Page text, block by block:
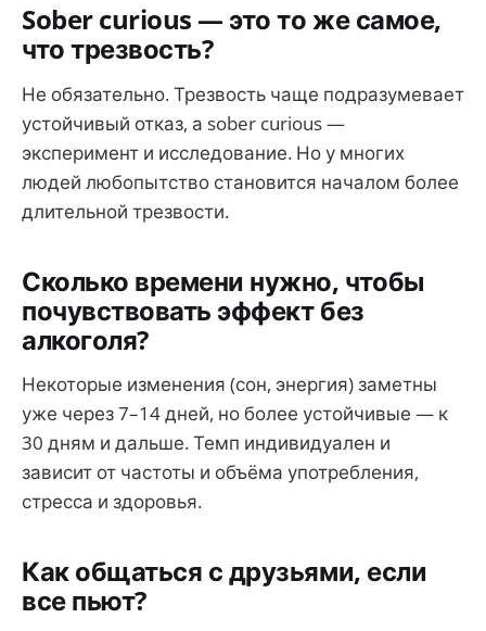
Sober curious — это то же самое,
что трезвость?
Не обязательно. Трезвость чаще подразумевает
устойчивый отказ, а sober curious —
эксперимент и исследование. Но у многих
людей любопытство становится началом более
длительной трезвости.
Сколько времени нужно, чтобы
почувствовать эффект без
алкоголя?
Некоторые изменения (сон, энергия) заметны
уже через 7–14 дней, но более устойчивые — к
30 дням и дальше. Темп индивидуален и
зависит от частоты и объёма употребления,
стресса и здоровья.
Как общаться с друзьями, если
все пьют?